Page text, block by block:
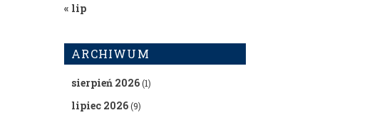
« lip
ARCHIWUM
sierpień 2026(1)
lipiec 2026(9)